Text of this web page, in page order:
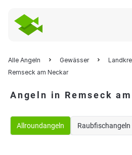
Alle Angeln Gewässer
Remseck am Neckar
Angeln in Remseck
Allroundangeln Raubfischangeln